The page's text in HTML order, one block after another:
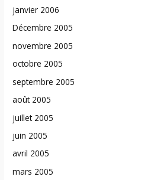
janvier 2006
Décembre 2005
novembre 2005
octobre 2005
septembre 2005
août 2005
juillet 2005
juin 2005
avril 2005
mars 2005